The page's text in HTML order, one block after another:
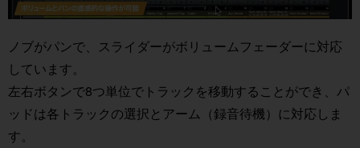
ノブがパンで、スライダーがボリュームフェーダーに対応
しています。
左右ボタンで8つ単位でトラックを移動することができ、パ
ッドは各トラックの選択とアーム（録音待機）に対応しま
す。